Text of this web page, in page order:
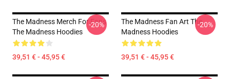
The Madness Merch For Fans
The Madness Hoodies
39,51 € - 45,95 €
-20%
The Madness Fan Art The
Madness Hoodies
39,51 € - 45,95 €
-20%